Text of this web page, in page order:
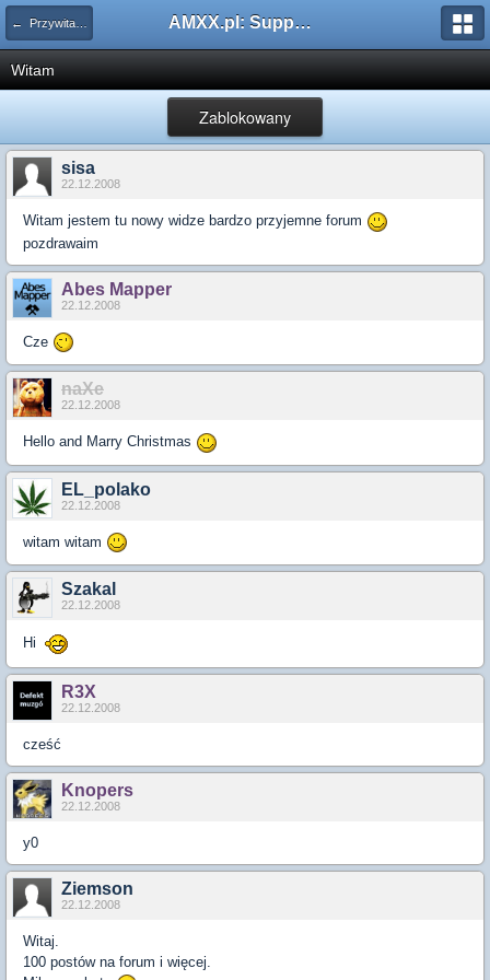
← Przywitaj się AMXX.pl: Support AMX Mod X i SourceMod
Witam
Zablokowany
sisa
22.12.2008
Witam jestem tu nowy widze bardzo przyjemne forum
pozdrawaim
Abes Mapper
22.12.2008
Cze
naXe
22.12.2008
Hello and Marry Christmas
EL_polako
22.12.2008
witam witam
Szakal
22.12.2008
Hi
R3X
22.12.2008
cześć
Knopers
22.12.2008
y0
Ziemson
22.12.2008
Witaj.
100 postów na forum i więcej.